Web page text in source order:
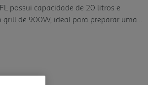
possui capacidade de 20 litros e
grill de 900W, ideal para preparar uma
24,5 cm garante aquecimento e
Com interior e exterior em inox, alia